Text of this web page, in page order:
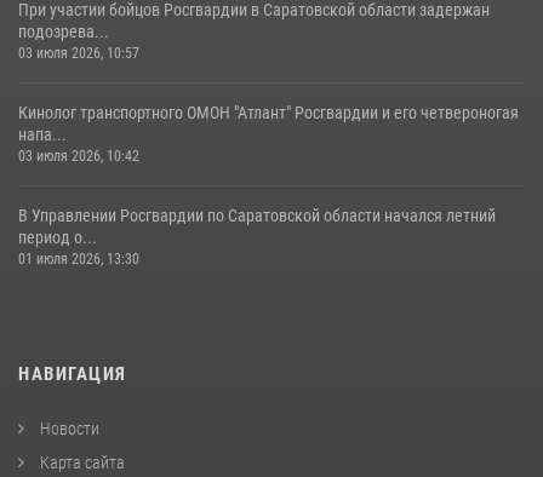
При участии бойцов Росгвардии в Саратовской области задержан
подозрева...
03 июля 2026, 10:57
Кинолог транспортного ОМОН "Атлант" Росгвардии и его четвероногая
напа...
03 июля 2026, 10:42
В Управлении Росгвардии по Саратовской области начался летний
период о...
01 июля 2026, 13:30
НАВИГАЦИЯ
Новости
Карта сайта